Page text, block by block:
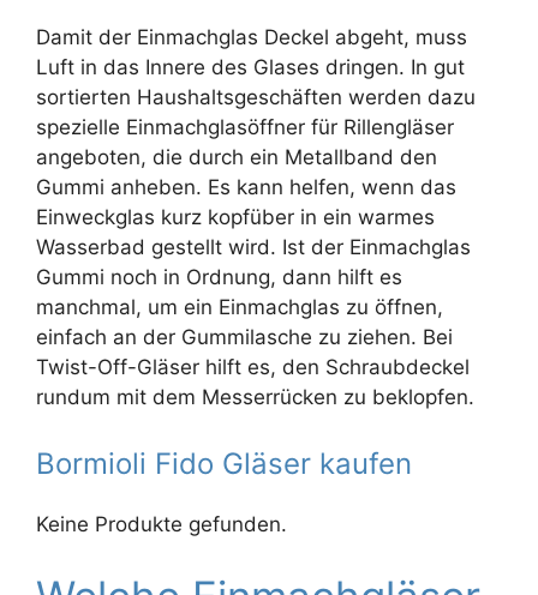
Damit der Einmachglas Deckel abgeht, muss
Luft in das Innere des Glases dringen. In gut
sortierten Haushaltsgeschäften werden dazu
spezielle Einmachglasöffner für Rillengläser
angeboten, die durch ein Metallband den
Gummi anheben. Es kann helfen, wenn das
Einweckglas kurz kopfüber in ein warmes
Wasserbad gestellt wird. Ist der Einmachglas
Gummi noch in Ordnung, dann hilft es
manchmal, um ein Einmachglas zu öffnen,
einfach an der Gummilasche zu ziehen. Bei
Twist-Off-Gläser hilft es, den Schraubdeckel
rundum mit dem Messerrücken zu beklopfen.
Bormioli Fido Gläser kaufen
Keine Produkte gefunden.